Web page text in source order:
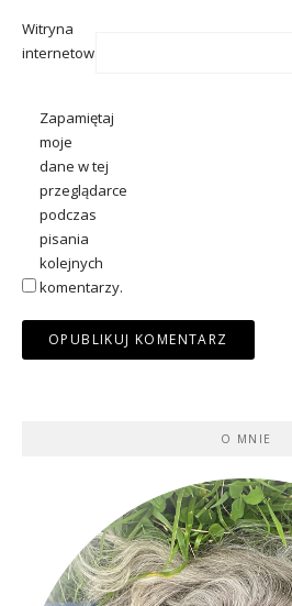
Witryna
internetowa
Zapamiętaj
moje
dane w tej
przeglądarce
podczas
pisania
kolejnych
komentarzy.
O MNIE